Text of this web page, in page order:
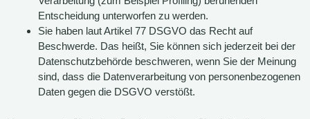
Entscheidung unterworfen zu werden.
Sie haben laut Artikel 77 DSGVO das Recht auf
Beschwerde. Das heißt, Sie können sich jederzeit bei der
Datenschutzbehörde beschweren, wenn Sie der Meinung
sind, dass die Datenverarbeitung von personenbezogenen
Daten gegen die DSGVO verstößt.